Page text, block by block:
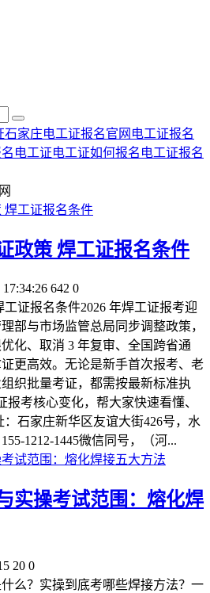
石家庄电工证报名官网 电工证报名
电工证电工证如何报名 电工证报名
政策 焊工证报名条件
17:34:26 642 0
证报名条件2026 年焊工证报考迎
部与市场监管总局同步调整政策，
化、取消 3 年复审、全国跨省通
更高效。无论是新手首次报考、老
织批量考证，都需按最新标准执
报考核心变化，帮大家快速看懂、
石家庄新华区友谊大街426号，水
1212-1445微信同号，（河...
实操考试范围：熔化焊
20 0
么？实操到底考哪些焊接方法？一